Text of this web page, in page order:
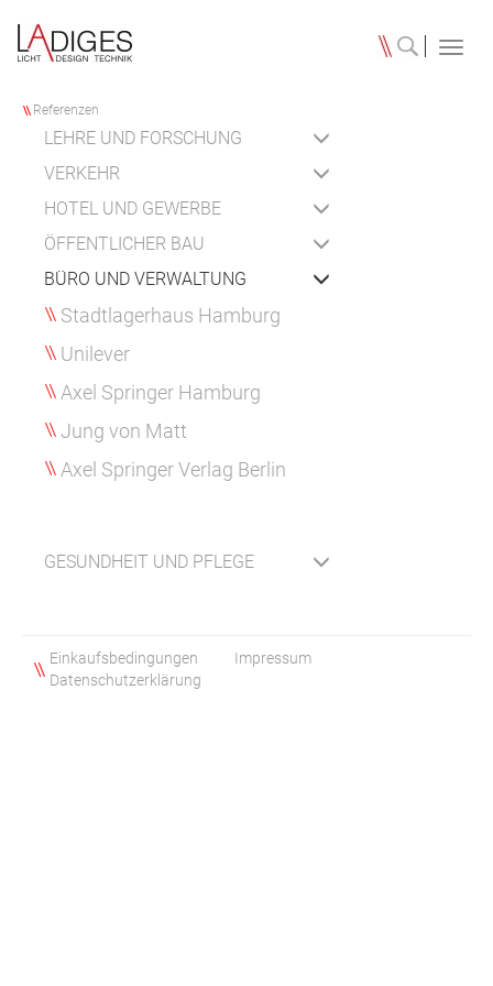
Referenzen
LEHRE UND FORSCHUNG
VERKEHR
HOTEL UND GEWERBE
ÖFFENTLICHER BAU
BÜRO UND VERWALTUNG
Stadtlagerhaus Hamburg
Unilever
Axel Springer Hamburg
Jung von Matt
Axel Springer Verlag Berlin
GESUNDHEIT UND PFLEGE
Einkaufsbedingungen
Impressum
Datenschutzerklärung